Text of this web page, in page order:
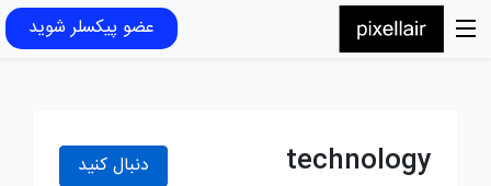
عضو پیکسلر شوید
technology دنبال کنید